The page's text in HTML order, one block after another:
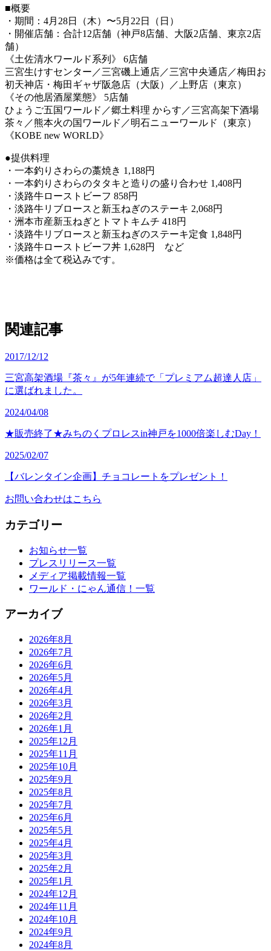
■概要
・期間：4月28日（木）〜5月22日（日）
・開催店舗：合計12店舗（神戸8店舗、大阪2店舗、東京2店
舗）
《土佐清水ワールド系列》 6店舗
三宮生けすセンター／三宮磯上通店／三宮中央通店／梅田お
初天神店・梅田ギャザ阪急店（大阪）／上野店（東京）
《その他居酒屋業態》 5店舗
ひょうご五国ワールド／郷土料理 からす／三宮高架下酒場
茶々／熊本火の国ワールド／明石ニューワールド（東京）
《KOBE new WORLD》
●提供料理
・一本釣りさわらの藁焼き 1,188円
・一本釣りさわらのタタキと造りの盛り合わせ 1,408円
・淡路牛ローストビーフ 858円
・淡路牛リブロースと新玉ねぎのステーキ 2,068円
・洲本市産新玉ねぎとトマトキムチ 418円
・淡路牛リブロースと新玉ねぎのステーキ定食 1,848円
・淡路牛ローストビーフ丼 1,628円 など
※価格は全て税込みです。
関連記事
2017/12/12
三宮高架酒場『茶々』が5年連続で「プレミアム超達人店」
に選ばれました。
2024/04/08
★販売終了★みちのくプロレスin神戸を1000倍楽しむDay！
2025/02/07
【バレンタイン企画】チョコレートをプレゼント！
お問い合わせはこちら
カテゴリー
お知らせ一覧
プレスリリース一覧
メディア掲載情報一覧
ワールド・にゃん通信！一覧
アーカイブ
2026年8月
2026年7月
2026年6月
2026年5月
2026年4月
2026年3月
2026年2月
2026年1月
2025年12月
2025年11月
2025年10月
2025年9月
2025年8月
2025年7月
2025年6月
2025年5月
2025年4月
2025年3月
2025年2月
2025年1月
2024年12月
2024年11月
2024年10月
2024年9月
2024年8月